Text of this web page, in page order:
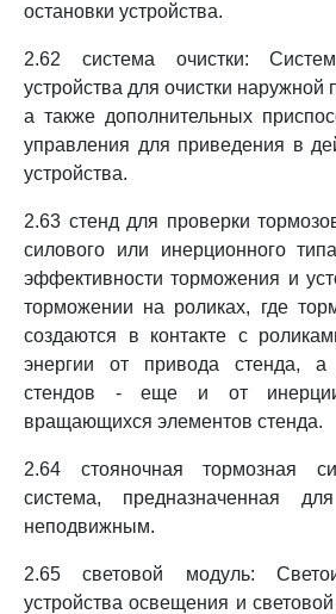
остановки устройства.
2.62 система очистки:
устройства для очистки наружной
а также дополнительных
управления для приведения в
устройства.
2.63 стенд для проверки
силового или инерционного
эффективности торможения и
торможении на роликах, где
создаются в контакте с
энергии от привода стенда,
стендов - еще и от инерции
вращающихся элементов стенда.
2.64 стояночная тормозная
система, предназначенная
неподвижным.
2.65 световой модуль:
устройства освещения и